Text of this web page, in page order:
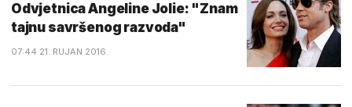
Odvjetnica Angeline Jolie: "Znam
tajnu savršenog razvoda"
07:44 21. RUJAN 2016.